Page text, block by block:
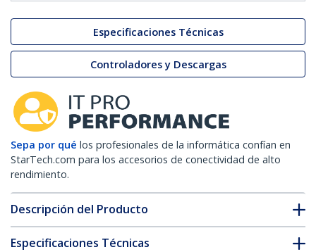
Especificaciones Técnicas
Controladores y Descargas
Sepa por qué los profesionales de la informática confían en
StarTech.com para los accesorios de conectividad de alto
rendimiento.
Descripción del Producto
Especificaciones Técnicas